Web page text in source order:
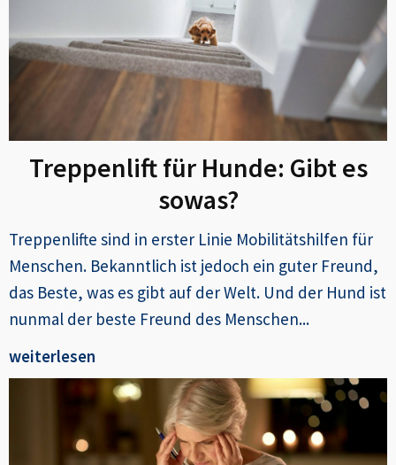
Treppenlift für Hunde: Gibt es
sowas?
Treppenlifte sind in erster Linie Mobilitätshilfen für
Menschen. Bekanntlich ist jedoch ein guter Freund,
das Beste, was es gibt auf der Welt. Und der Hund ist
nunmal der beste Freund des Menschen...
weiterlesen